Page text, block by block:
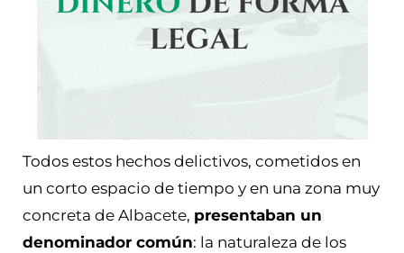
Todos estos hechos delictivos, cometidos en
un corto espacio de tiempo y en una zona muy
concreta de Albacete, presentaban un
denominador común: la naturaleza de los